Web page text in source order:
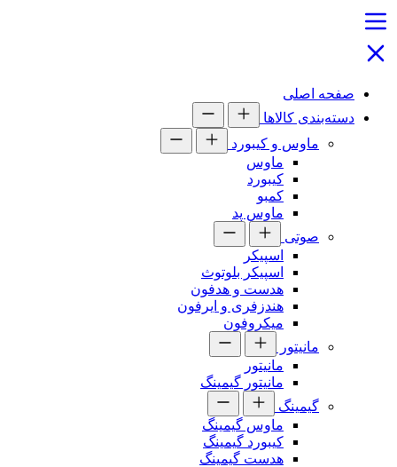
صفحه اصلی
دسته‌بندی کالاها
ماوس و کیبورد
ماوس
کیبورد
کمبو
ماوس پد
صوتی
اسپیکر
اسپیکر بلوتوث
هدست و هدفون
هندزفری و ایرفون
میکروفون
مانیتور
مانیتور
مانیتور گیمینگ
گیمینگ
ماوس گیمینگ
کیبورد گیمینگ
هدست گیمینگ